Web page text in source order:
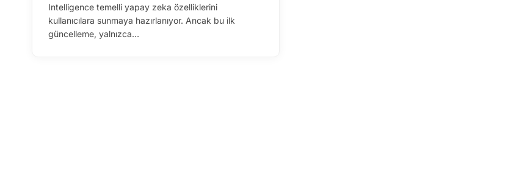
Intelligence temelli yapay zeka özelliklerini
kullanıcılara sunmaya hazırlanıyor. Ancak bu ilk
güncelleme, yalnızca…